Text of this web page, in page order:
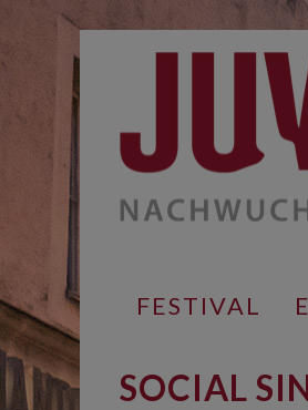
Inhalt
FESTIVAL
SOCIAL